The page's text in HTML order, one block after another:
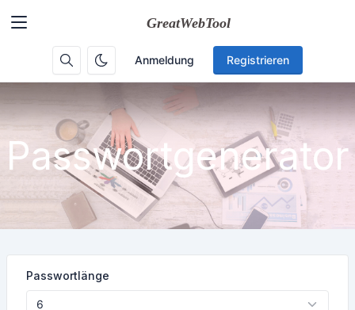
Anmeldung Registrieren
Passwortgenerator
Passwortlänge